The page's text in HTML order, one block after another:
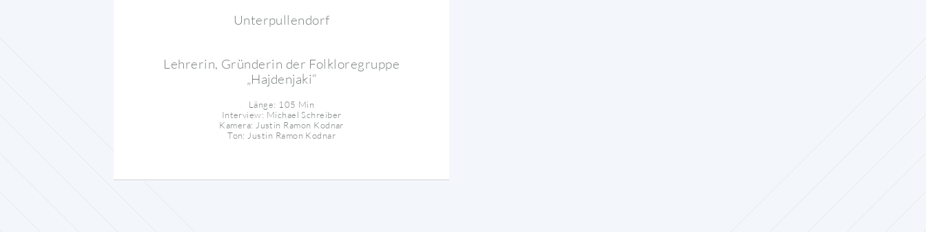
Unterpullendorf
Lehrerin, Gründerin der Folkloregruppe
„Hajdenjaki“
Länge: 105 Min
Interview: Michael Schreiber
Kamera: Justin Ramon Kodnar
Ton: Justin Ramon Kodnar